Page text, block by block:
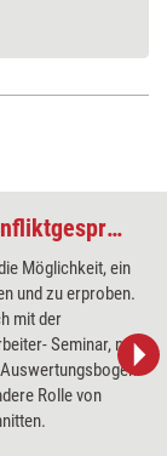
Konfliktmanagement-Rollenspiel: Konfliktgespräche führen
Möglichkeit, ein
und zu erproben.
mit der
Seminar, nur
Rolle von